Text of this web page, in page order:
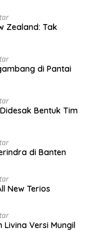
Zealand: Tak
di Pantai
Bentuk Tim
di Banten
New Terios
Livina Versi Mungil